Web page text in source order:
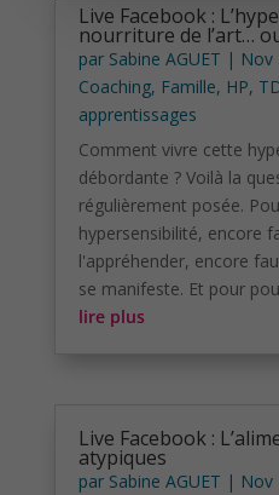
Live Facebook :
nourriture de l’art…
par Sabine AGUET | Nov
Coaching, Famille, HP,
apprentissages
Comment vivre cette
débordante ? Voilà la
régulièrement posée.
hypersensibilité, encore
l'appréhender, encore
se manifeste. Et pour
lire plus
Live Facebook :
atypiques
par Sabine AGUET | Nov